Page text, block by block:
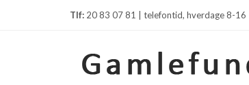
Tlf: 20 83 07 81 | telefontid, hverdage 8-16 |